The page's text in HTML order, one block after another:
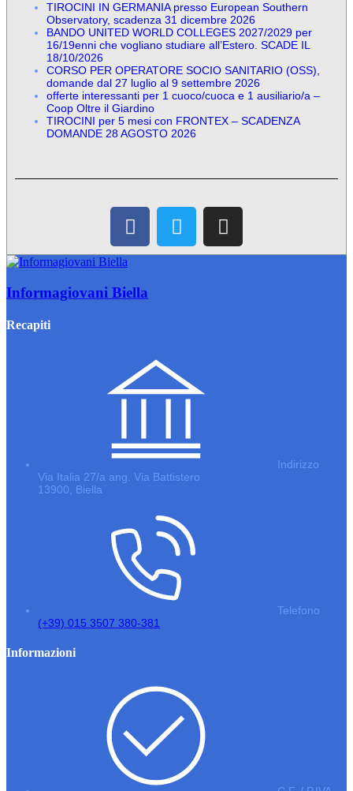
TIROCINI IN GERMANIA presso European Southern
Observatory, scadenza 31 dicembre 2026
BANDO UNITED WORLD COLLEGES 2027/2029 per
16/19enni che vogliano studiare all’Estero. SCADE IL
18/10/2026
CORSO PER OPERATORE SOCIO SANITARIO (OSS),
domande dal 27 luglio al 9 settembre 2026
offerte interessanti per 1 cuoco/cuoca e 1 ausiliario/a –
Coop Oltre il Giardino
TIROCINI per 5 mesi con FRONTEX – SCADENZA
DOMANDE 28 AGOSTO 2026
Informagiovani Biella
Recapiti
Indirizzo
Via Italia 27/a ang. Via Battistero
13900, Biella
Telefono
(+39) 015 3507 380-381
Informazioni